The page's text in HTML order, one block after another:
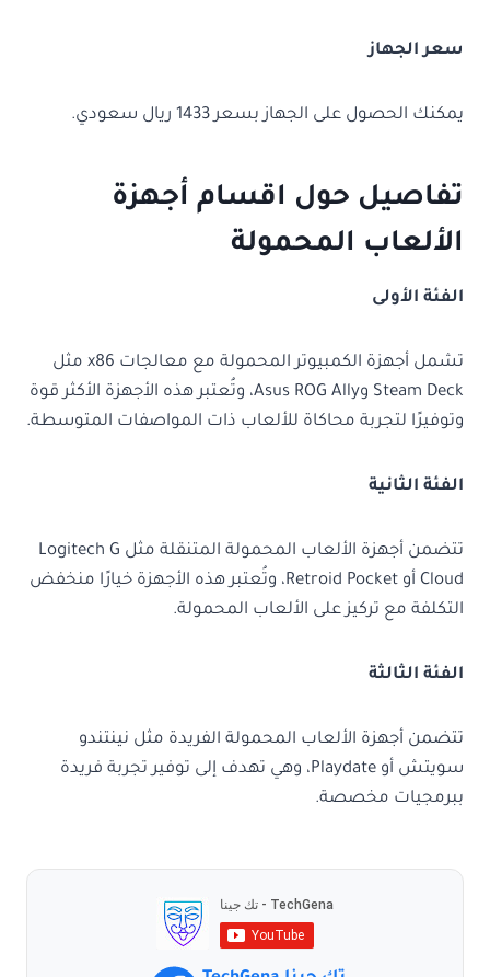
سعر الجهاز
يمكنك الحصول على الجهاز بسعر 1433 ريال سعودي.
تفاصيل حول اقسام أجهزة
الألعاب المحمولة
الفئة الأولى
تشمل أجهزة الكمبيوتر المحمولة مع معالجات x86 مثل
Steam Deck وAsus ROG Ally، وتُعتبر هذه الأجهزة الأكثر قوة
وتوفيرًا لتجربة محاكاة للألعاب ذات المواصفات المتوسطة.
الفئة الثانية
تتضمن أجهزة الألعاب المحمولة المتنقلة مثل Logitech G
Cloud أو Retroid Pocket، وتُعتبر هذه الأجهزة خيارًا منخفض
التكلفة مع تركيز على الألعاب المحمولة.
الفئة الثالثة
تتضمن أجهزة الألعاب المحمولة الفريدة مثل نينتندو
سويتش أو Playdate، وهي تهدف إلى توفير تجربة فريدة
ببرمجيات مخصصة.